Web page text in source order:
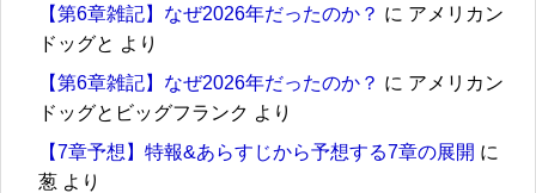
【第6章雑記】なぜ2026年だったのか？ に アメリカン
ドッグと より
【第6章雑記】なぜ2026年だったのか？ に アメリカン
ドッグとビッグフランク より
【7章予想】特報&あらすじから予想する7章の展開 に
葱 より